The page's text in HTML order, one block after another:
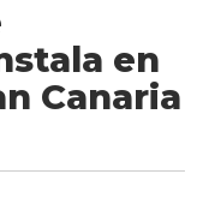
en
Canaria